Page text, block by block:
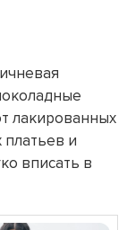
лакированных
и
вписать в